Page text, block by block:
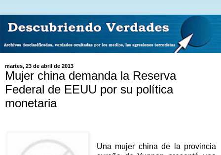
martes, 23 de abril de 2013
Mujer china demanda la Reserva
Federal de EEUU por su política
monetaria
Una mujer china de la provincia